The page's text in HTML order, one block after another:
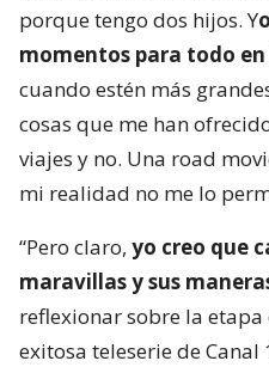
porque tengo dos hijos. Y
momentos para todo
cuando estén más
cosas que me han
viajes y no. Una road
mi realidad no me lo
“Pero claro, yo creo que
maravillas y sus
reflexionar sobre la
exitosa teleserie de Canal